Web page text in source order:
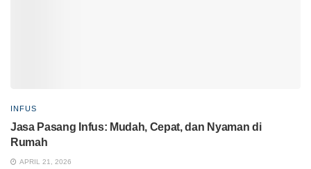
INFUS
Jasa Pasang Infus: Mudah, Cepat, dan Nyaman di
Rumah
APRIL 21, 2026